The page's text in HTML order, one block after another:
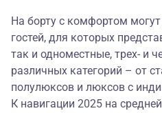
На борту с комфортом
гостей, для которых
так и одноместные, трех- и
различных категорий – от
полулюксов и люксов с
К навигации 2025 на